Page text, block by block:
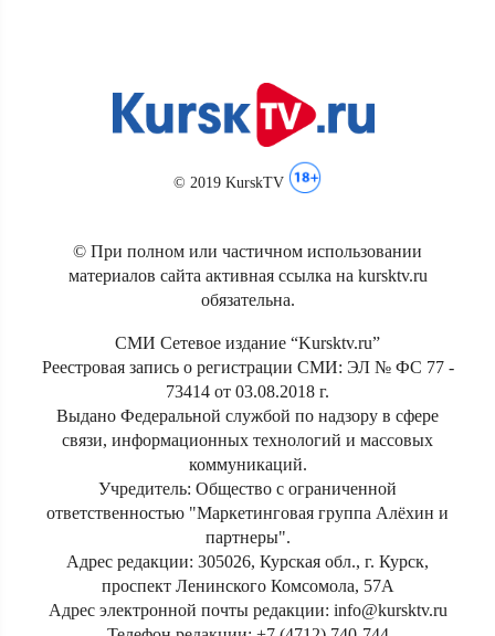
© 2019 KurskTV
© При полном или частичном использовании
материалов сайта активная ссылка на kursktv.ru
обязательна.
СМИ Сетевое издание “Kursktv.ru”
Реестровая запись о регистрации СМИ: ЭЛ № ФС 77 -
73414 от 03.08.2018 г.
Выдано Федеральной службой по надзору в сфере
связи, информационных технологий и массовых
коммуникаций.
Учредитель: Общество с ограниченной
ответственностью "Маркетинговая группа Алёхин и
партнеры".
Адрес редакции: 305026, Курская обл., г. Курск,
проспект Ленинского Комсомола, 57А
Адрес электронной почты редакции: info@kursktv.ru